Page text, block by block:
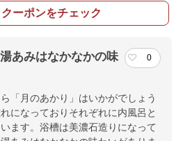
ーポンをチェック
あみはなかなかの味
0
「月のあかり」はいかがでしょう
になっておりそれぞれに内風呂と
ます。浴槽は美濃石造りになって